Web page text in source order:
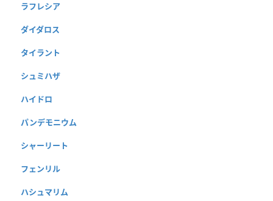
ラフレシア
ダイダロス
タイラント
シュミハザ
ハイドロ
パンデモニウム
シャーリート
フェンリル
ハシュマリム